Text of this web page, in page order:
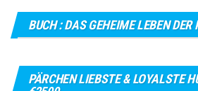
BUCH : DAS GEHEIME LEBEN
PÄRCHEN LIEBSTE & LOYALSTE